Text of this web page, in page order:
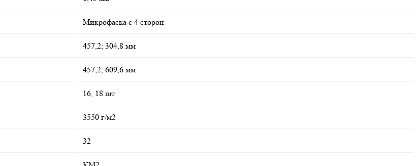
Микрофаска с 4 сторон
457,2; 304,8 мм
457,2; 609,6 мм
16, 18 шт
3550 г/м2
32